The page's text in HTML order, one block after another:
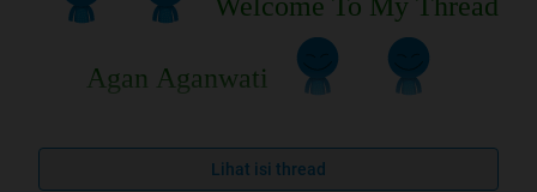
Agan Aganwati
Lihat isi thread